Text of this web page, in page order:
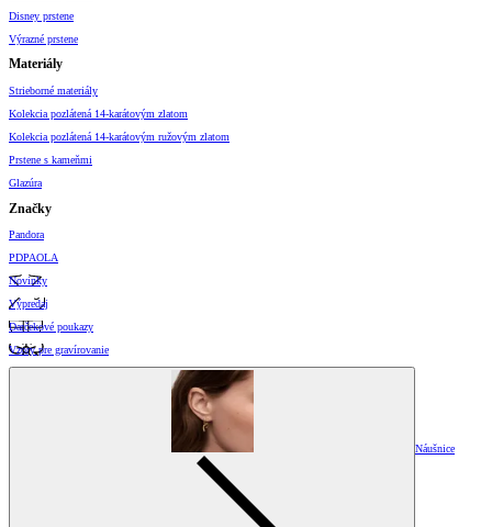
Disney prstene
Výrazné prstene
Materiály
Strieborné materiály
Kolekcia pozlátená 14-karátovým zlatom
Kolekcia pozlátená 14-karátovým ružovým zlatom
Prstene s kameňmi
Glazúra
Značky
Pandora
PDPAOLA
Novinky
Výpredaj
Darčekové poukazy
Vzory pre gravírovanie
Náušnice